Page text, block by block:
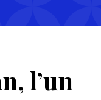
l’un